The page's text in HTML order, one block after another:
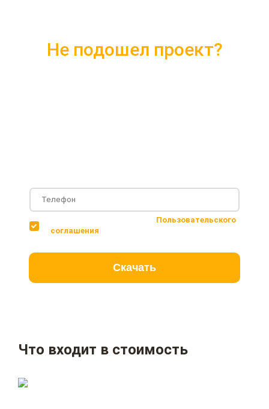
Не подошел проект?
Пользовательского
соглашения
Скачать
Что входит в стоимость